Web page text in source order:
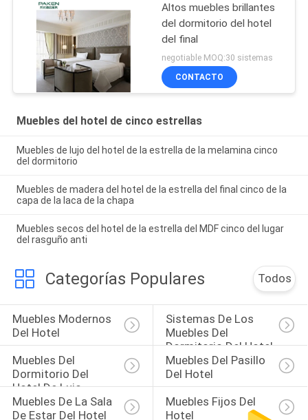
Altos muebles brillantes
del dormitorio del hotel
del final
negotiable MOQ:30 sistemas
CONTACTO
Muebles del hotel de cinco estrellas
Muebles de lujo del hotel de la estrella de la melamina cinco
del dormitorio
Muebles de madera del hotel de la estrella del final cinco de la
capa de la laca de la chapa
Muebles secos del hotel de la estrella del MDF cinco del lugar
del rasguño anti
Categorías Populares Todos
Muebles Modernos
Del Hotel
Sistemas De Los
Muebles Del
Dormitorio Del Hotel
Muebles Del
Dormitorio Del
Hotel De Lujo
Muebles Del Pasillo
Del Hotel
Muebles De La Sala
De Estar Del Hotel
Muebles Fijos Del
Hotel